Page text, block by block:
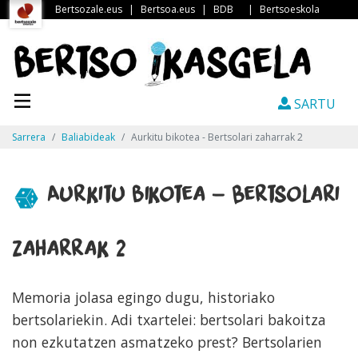
Bertsozale.eus | Bertsoa.eus | BDB | Bertsoeskola
SARTU
Sarrera Baliabideak Aurkitu bikotea - Bertsolari zaharrak 2
Aurkitu bikotea - Bertsolari
zaharrak 2
Memoria jolasa egingo dugu, historiako
bertsolariekin. Adi txartelei: bertsolari bakoitza
non ezkutatzen asmatzeko prest? Bertsolarien